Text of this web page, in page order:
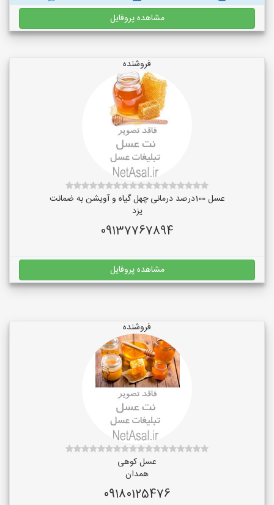
مشاهده پروفایل
فروشنده
عسل 100درصد درمانی چهل گیاه و آویشن به ضمانت
یزد
09137767894
مشاهده پروفایل
فروشنده
عسل کوهی
همدان
09180125476